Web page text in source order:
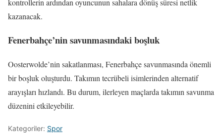
kazanacak.
Fenerbahçe’nin savunmasındaki boşluk
Oosterwolde’nin sakatlanması, Fenerbahçe savunmasında önemli
bir boşluk oluşturdu. Takımın tecrübeli isimlerinden alternatif
arayışları hızlandı. Bu durum, ilerleyen maçlarda takımın savunma
düzenini etkileyebilir.
Kategoriler: Spor